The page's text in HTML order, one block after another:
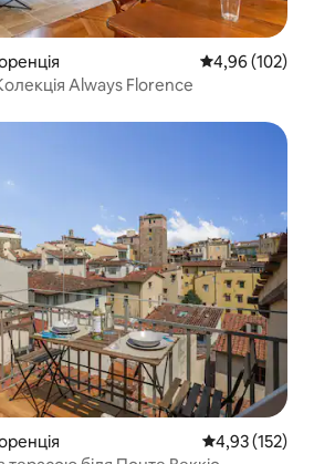
Середня
4,96 (102)
Always Florence
Середня
4,93 (152)